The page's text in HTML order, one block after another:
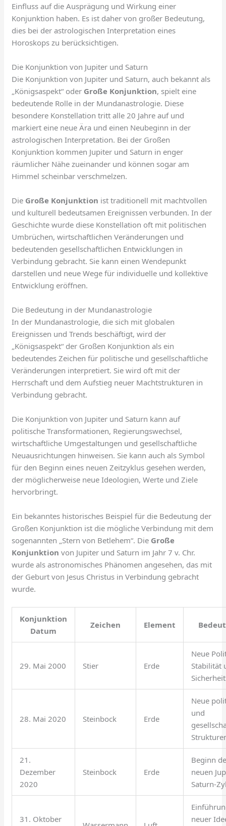
Einfluss auf die Ausprägung und Wirkung einer
Konjunktion haben. Es ist daher von großer Bedeutung,
dies bei der astrologischen Interpretation eines
Horoskops zu berücksichtigen.
Die Konjunktion von Jupiter und Saturn
Die Konjunktion von Jupiter und Saturn, auch bekannt als
„Königsaspekt“ oder Große Konjunktion, spielt eine
bedeutende Rolle in der Mundanastrologie. Diese
besondere Konstellation tritt alle 20 Jahre auf und
markiert eine neue Ära und einen Neubeginn in der
astrologischen Interpretation. Bei der Großen
Konjunktion kommen Jupiter und Saturn in enger
räumlicher Nähe zueinander und können sogar am
Himmel scheinbar verschmelzen.
Die Große Konjunktion ist traditionell mit machtvollen
und kulturell bedeutsamen Ereignissen verbunden. In der
Geschichte wurde diese Konstellation oft mit politischen
Umbrüchen, wirtschaftlichen Veränderungen und
bedeutenden gesellschaftlichen Entwicklungen in
Verbindung gebracht. Sie kann einen Wendepunkt
darstellen und neue Wege für individuelle und kollektive
Entwicklung eröffnen.
Die Bedeutung in der Mundanastrologie
In der Mundanastrologie, die sich mit globalen
Ereignissen und Trends beschäftigt, wird der
„Königsaspekt“ der Großen Konjunktion als ein
bedeutendes Zeichen für politische und gesellschaftliche
Veränderungen interpretiert. Sie wird oft mit der
Herrschaft und dem Aufstieg neuer Machtstrukturen in
Verbindung gebracht.
Die Konjunktion von Jupiter und Saturn kann auf
politische Transformationen, Regierungswechsel,
wirtschaftliche Umgestaltungen und gesellschaftliche
Neuausrichtungen hinweisen. Sie kann auch als Symbol
für den Beginn eines neuen Zeitzyklus gesehen werden,
der möglicherweise neue Ideologien, Werte und Ziele
hervorbringt.
Ein bekanntes historisches Beispiel für die Bedeutung der
Großen Konjunktion ist die mögliche Verbindung mit dem
sogenannten „Stern von Betlehem“. Die Große
Konjunktion von Jupiter und Saturn im Jahr 7 v. Chr.
wurde als astronomisches Phänomen angesehen, das mit
der Geburt von Jesus Christus in Verbindung gebracht
wurde.
Konjunktion
Datum
Zeichen Element
29. Mai 2000 Stier Erde
Neue
Stabilität
Sicherheit
28. Mai 2020 Steinbock Erde
Neue
und
21.
Dezember
2020
Steinbock Erde
Beginn
neuen
Saturn-
31. Oktober
neuer